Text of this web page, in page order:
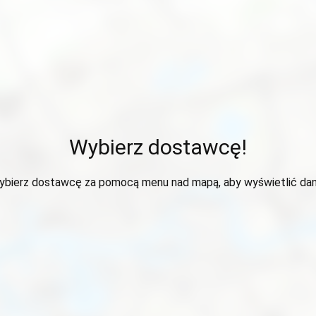
Wybierz dostawcę!
dostawcę za pomocą menu nad mapą, aby wyświetlić